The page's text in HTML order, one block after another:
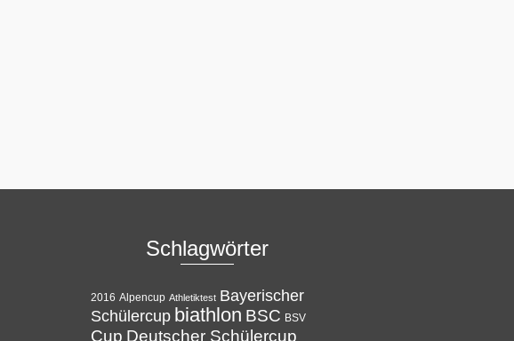
Schlagwörter
2016 Alpencup Athletiktest Bayerischer
Schülercup biathlon BSC BSV
Cup Deutscher Schülercup